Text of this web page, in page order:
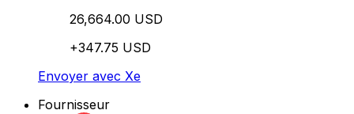
26,664.00 USD
+347.75 USD
Envoyer avec Xe
Fournisseur